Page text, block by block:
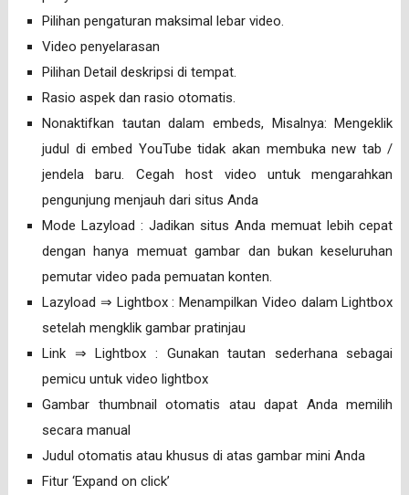
Pilihan pengaturan maksimal lebar video.
Video penyelarasan
Pilihan Detail deskripsi di tempat.
Rasio aspek dan rasio otomatis.
Nonaktifkan tautan dalam embeds, Misalnya: Mengeklik
judul di embed YouTube tidak akan membuka new tab /
jendela baru. Cegah host video untuk mengarahkan
pengunjung menjauh dari situs Anda
Mode Lazyload : Jadikan situs Anda memuat lebih cepat
dengan hanya memuat gambar dan bukan keseluruhan
pemutar video pada pemuatan konten.
Lazyload ⇒ Lightbox : Menampilkan Video dalam Lightbox
setelah mengklik gambar pratinjau
Link ⇒ Lightbox : Gunakan tautan sederhana sebagai
pemicu untuk video lightbox
Gambar thumbnail otomatis atau dapat Anda memilih
secara manual
Judul otomatis atau khusus di atas gambar mini Anda
Fitur ‘Expand on click’